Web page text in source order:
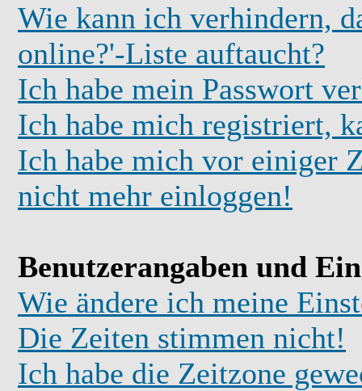
Wie kann ich verhindern,
online?'-Liste auftaucht?
Ich habe mein Passwort
Ich habe mich registriert,
Ich habe mich vor einiger
nicht mehr einloggen!
Benutzerangaben und
Wie ändere ich meine
Die Zeiten stimmen nicht!
Ich habe die Zeitzone